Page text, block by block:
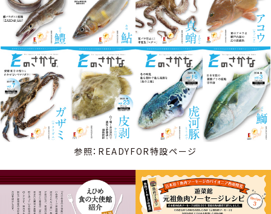
参照：READYFOR特設ページ